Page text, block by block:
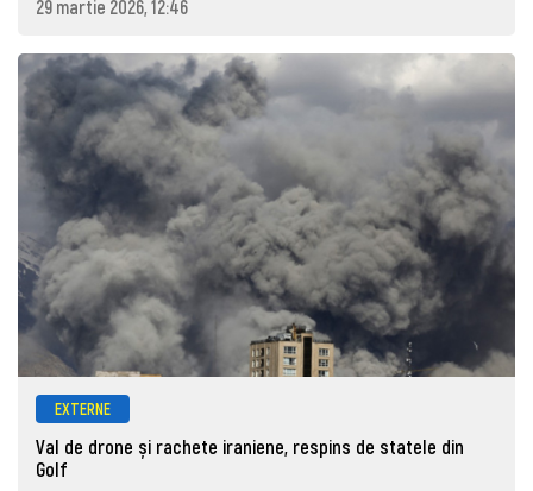
29 martie 2026, 12:46
EXTERNE
Val de drone și rachete iraniene, respins de statele din
Golf